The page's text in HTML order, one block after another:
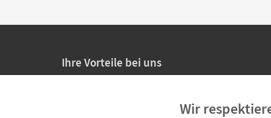
Ihre Vorteile bei uns
Wir